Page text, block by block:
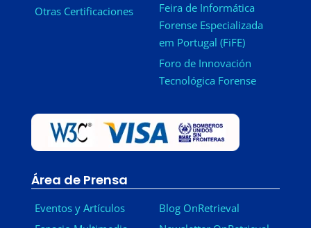
Otras Certificaciones
Feira de Informática
Forense Especializada
em Portugal (FiFE)
Foro de Innovación
Tecnológica Forense
Área de Prensa
Eventos y Artículos
Blog OnRetrieval